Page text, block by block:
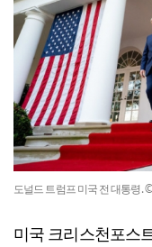
도널드 트럼프 미국 전 대통령.
미국 크리스천포스